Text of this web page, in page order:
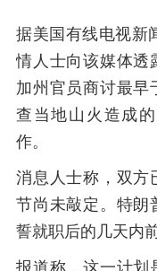
据美国有线电视新
情人士向该媒体透
加州官员商讨最早
查当地山火造成
作。
消息人士称，双方
节尚未敲定。特朗
誓就职后的几天内
报道称，这一计划